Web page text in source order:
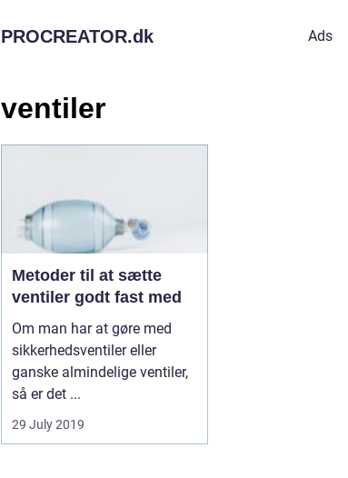
PROCREATOR.dk Ads
ventiler
Metoder til at sætte
ventiler godt fast med
Om man har at gøre med
sikkerhedsventiler eller
ganske almindelige ventiler,
så er det ...
29 July 2019